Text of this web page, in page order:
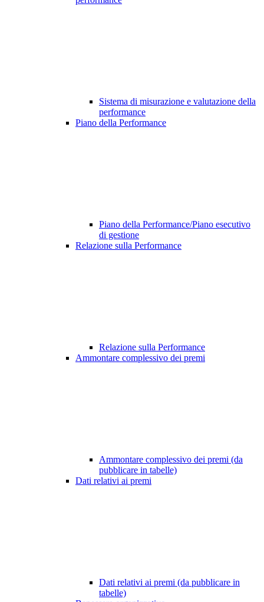
Sistema di misurazione e valutazione della
performance
Piano della Performance
Piano della Performance/Piano esecutivo
di gestione
Relazione sulla Performance
Relazione sulla Performance
Ammontare complessivo dei premi
Ammontare complessivo dei premi (da
pubblicare in tabelle)
Dati relativi ai premi
Dati relativi ai premi (da pubblicare in
tabelle)